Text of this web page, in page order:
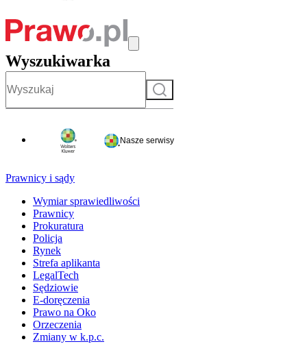
Wyszukiwarka
Szukaj
Nasze serwisy
Prawnicy i sądy
Wymiar sprawiedliwości
Prawnicy
Prokuratura
Policja
Rynek
Strefa aplikanta
LegalTech
Sędziowie
E-doręczenia
Prawo na Oko
Orzeczenia
Zmiany w k.p.c.